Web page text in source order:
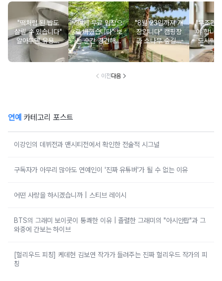
"떡처럼 된 밥도
살릴 수 있습니다"
알아두면 유용한
물 많은 진 밥 살
리는 방법
"이제 무료 입장으
로 바꼈습니다" 보
는 순간 경건해지
고 마음이 편안해
지는 사찰 여행지
"8월 23일까지 개
장입니다" 캠핑장
과 소나무 숲길이
붙어있는 조용한
남해 해수욕장
"무조건
야 합니
도시락
마토 꼭
넣으면
이전다음
연예 카테고리 포스트
이강인의 데뷔전과 맨시티전에서 확인한 전술적 시그널
구독자가 아무리 많아도 연예인이 '진짜 유튜버'가 될 수 없는 이유
어떤 사랑을 하시겠습니까 | 스티브 레이시
BTS의 그래미 보이콧이 통쾌한 이유 | 졸렬한 그래미의 "아시안팝"과 그
와중에 간보는 하이브
[헐리우드 피칭] 케데헌 김보연 작가가 들려주는 진짜 헐리우드 작가의 피
칭